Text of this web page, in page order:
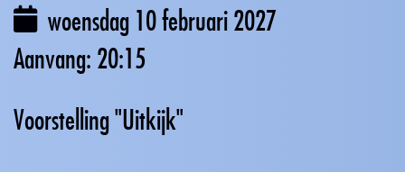
woensdag 10 februari 2027
20:15
Voorstelling "Uitkijk"